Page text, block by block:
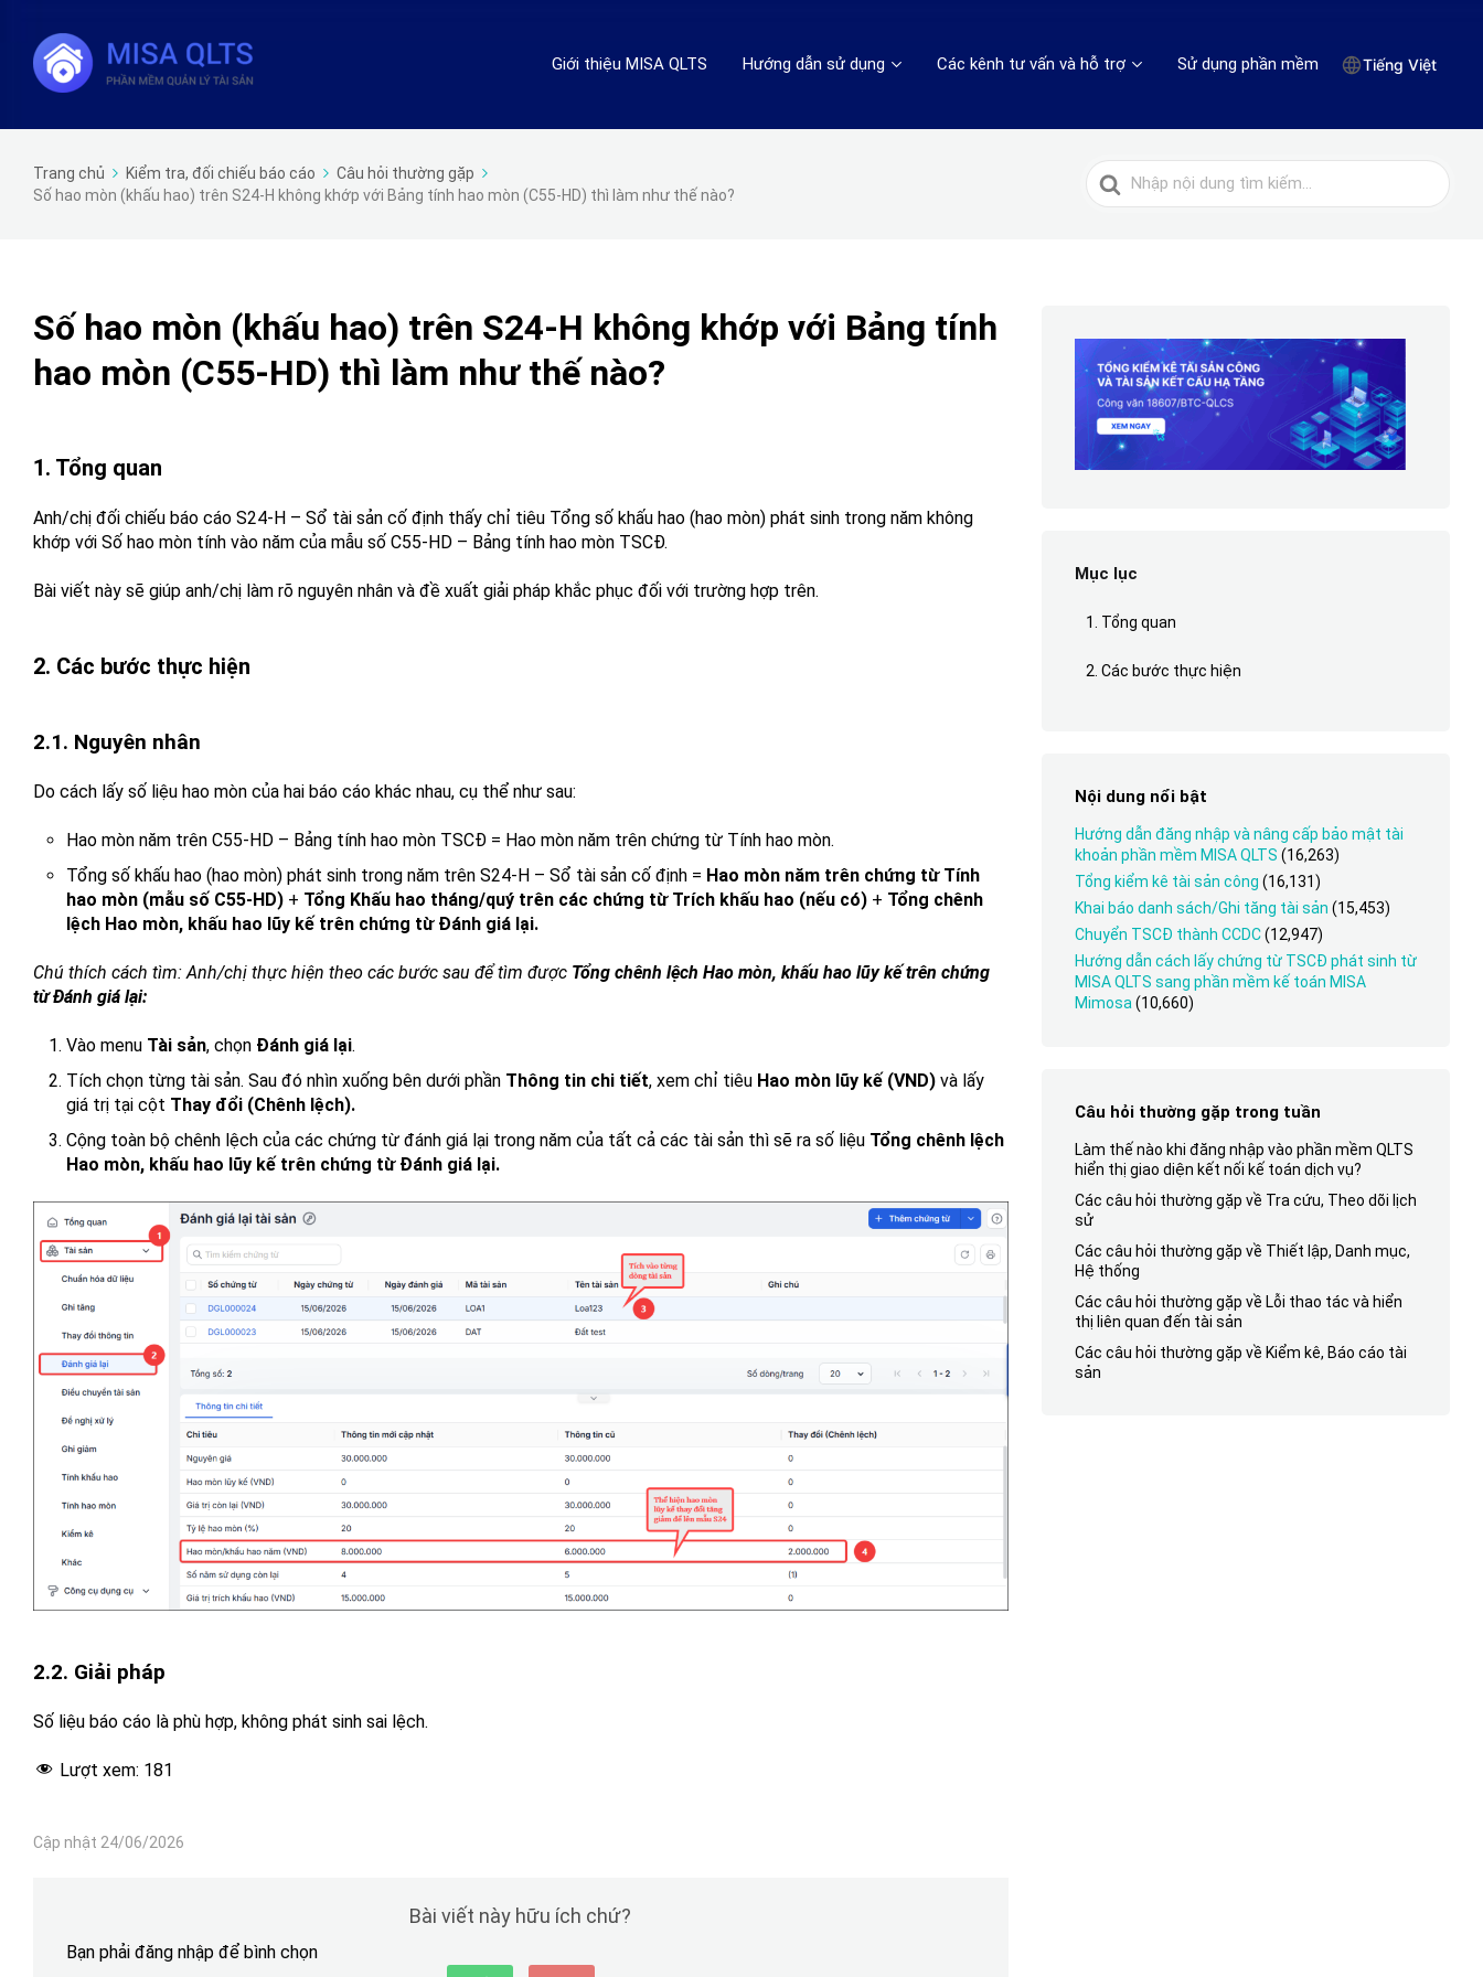
Giới thiệu MISA QLTS Hướng dẫn sử dụng Các kênh tư vấn và hỗ trợ Sử dụng phần mềm Tiếng Việt
Trang chủ Kiểm tra, đối chiếu báo cáo
Câu hỏi thường gặp
Số hao mòn (khấu hao) trên S24-H không khớp với Bảng tính hao mòn (C55-HD) thì làm như thế nào?
Tìm
kiếm
Số hao mòn (khấu hao) trên S24-H không khớp với Bảng tính
hao mòn (C55-HD) thì làm như thế nào?
1. Tổng quan
Anh/chị đối chiếu báo cáo S24-H – Sổ tài sản cố định thấy chỉ tiêu Tổng số khấu hao (hao mòn) phát sinh trong năm không
khớp với Số hao mòn tính vào năm của mẫu số C55-HD – Bảng tính hao mòn TSCĐ.
Bài viết này sẽ giúp anh/chị làm rõ nguyên nhân và đề xuất giải pháp khắc phục đối với trường hợp trên.
2. Các bước thực hiện
2.1. Nguyên nhân
Do cách lấy số liệu hao mòn của hai báo cáo khác nhau, cụ thể như sau:
Hao mòn năm trên C55-HD – Bảng tính hao mòn TSCĐ = Hao mòn năm trên chứng từ Tính hao mòn.
Tổng số khấu hao (hao mòn) phát sinh trong năm trên S24-H – Sổ tài sản cố định = Hao mòn năm trên chứng từ Tính
hao mòn (mẫu số C55-HD) + Tổng Khấu hao tháng/quý trên các chứng từ Trích khấu hao (nếu có) + Tổng chênh
lệch Hao mòn, khấu hao lũy kế trên chứng từ Đánh giá lại.
Chú thích cách tìm: Anh/chị thực hiện theo các bước sau để tìm được Tổng chênh lệch Hao mòn, khấu hao lũy kế trên chứng
từ Đánh giá lại:
Vào menu Tài sản, chọn Đánh giá lại.
Tích chọn từng tài sản. Sau đó nhìn xuống bên dưới phần Thông tin chi tiết, xem chỉ tiêu Hao mòn lũy kế (VND) và lấy
giá trị tại cột Thay đổi (Chênh lệch).
Cộng toàn bộ chênh lệch của các chứng từ đánh giá lại trong năm của tất cả các tài sản thì sẽ ra số liệu Tổng chênh lệch
Hao mòn, khấu hao lũy kế trên chứng từ Đánh giá lại.
2.2. Giải pháp
Số liệu báo cáo là phù hợp, không phát sinh sai lệch.
Lượt xem: 181
Cập nhật 24/06/2026
Bài viết này hữu ích chứ?
Bạn phải đăng nhập để bình chọn
Mục lục
1. Tổng quan
2. Các bước thực hiện
Nội dung nổi bật
Hướng dẫn đăng nhập và nâng cấp bảo mật tài
khoản phần mềm MISA QLTS (16,263)
Tổng kiểm kê tài sản công (16,131)
Khai báo danh sách/Ghi tăng tài sản (15,453)
Chuyển TSCĐ thành CCDC(12,947)
Hướng dẫn cách lấy chứng từ TSCĐ phát sinh từ
MISA QLTS sang phần mềm kế toán MISA
Mimosa (10,660)
Câu hỏi thường gặp trong tuần
Làm thế nào khi đăng nhập vào phần mềm QLTS
hiển thị giao diện kết nối kế toán dịch vụ?
Các câu hỏi thường gặp về Tra cứu, Theo dõi lịch
sử
Các câu hỏi thường gặp về Thiết lập, Danh mục,
Hệ thống
Các câu hỏi thường gặp về Lỗi thao tác và hiển
thị liên quan đến tài sản
Các câu hỏi thường gặp về Kiểm kê, Báo cáo tài
sản